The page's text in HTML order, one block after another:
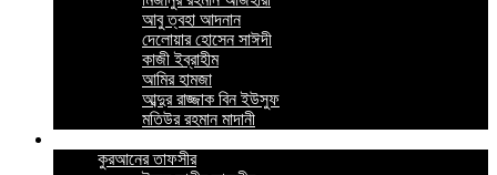
আবু ত্বহা আদনান
দেলোয়ার হোসেন সাঈদী
কাজী ইব্রাহীম
আমির হামজা
আব্দুর রাজ্জাক বিন ইউসুফ
মতিউর রহমান মাদানী
কুরআনের তাফসীর